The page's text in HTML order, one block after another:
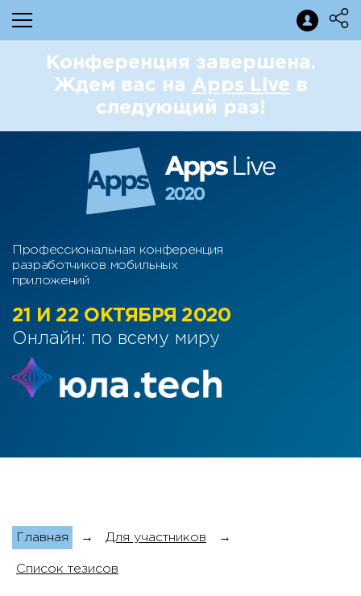
Конференция завершена.
Ждем вас на Apps Live в
следующий раз!
Профессиональная конференция
разработчиков мобильных
приложений
21 И 22 ОКТЯБРЯ 2020
Онлайн: по всему миру
Главная → Для участников →
Список тезисов